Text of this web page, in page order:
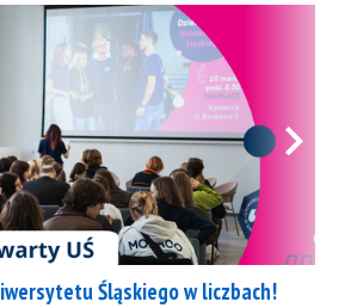
Śląskiego w liczbach!